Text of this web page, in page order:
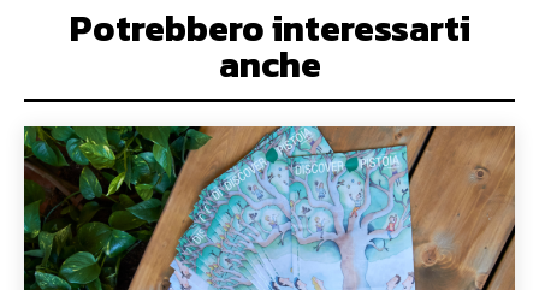
Potrebbero interessarti
anche